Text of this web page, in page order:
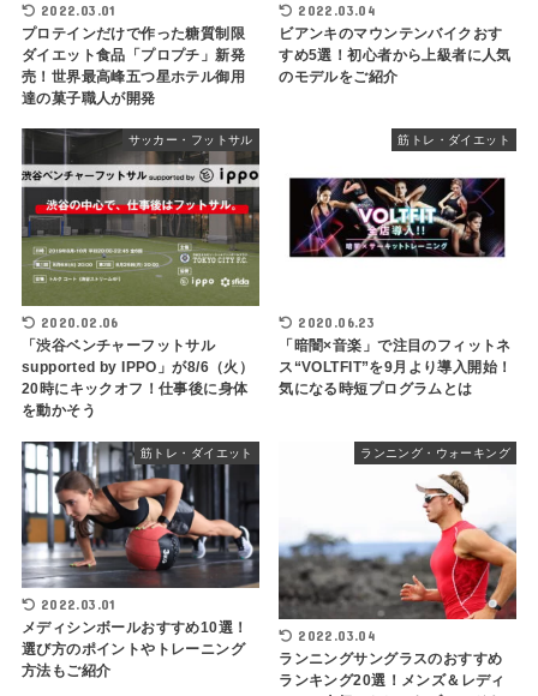
2022.03.01
プロテインだけで作った糖質制限
ダイエット食品「プロプチ」新発
売！世界最高峰五つ星ホテル御用
達の菓子職人が開発
2022.03.04
ビアンキのマウンテンバイクおす
すめ5選！初心者から上級者に人気
のモデルをご紹介
サッカー・フットサル
2020.02.06
「渋谷ベンチャーフットサル
supported by IPPO」が8/6（火）
20時にキックオフ！仕事後に身体
を動かそう
筋トレ・ダイエット
2020.06.23
「暗闇×音楽」で注目のフィットネ
ス“VOLTFIT”を9月より導入開始！
気になる時短プログラムとは
筋トレ・ダイエット
2022.03.01
メディシンボールおすすめ10選！
選び方のポイントやトレーニング
方法もご紹介
ランニング・ウォーキング
2022.03.04
ランニングサングラスのおすすめ
ランキング20選！メンズ＆レディ